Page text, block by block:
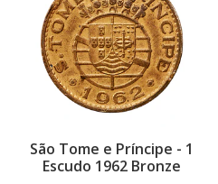
São Tome e Príncipe - 1
Escudo 1962 Bronze